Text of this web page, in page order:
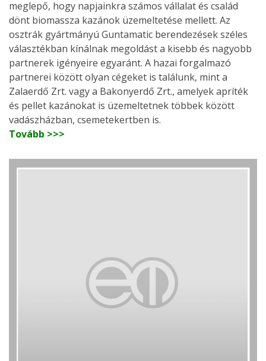
meglepő, hogy napjainkra számos vállalat és család
dönt biomassza kazánok üzemeltetése mellett. Az
osztrák gyártmányú Guntamatic berendezések széles
választékban kínálnak megoldást a kisebb és nagyobb
partnerek igényeire egyaránt. A hazai forgalmazó
partnerei között olyan cégeket is találunk, mint a
Zalaerdő Zrt. vagy a Bakonyerdő Zrt., amelyek apríték
és pellet kazánokat is üzemeltetnek többek között
vadászházban, csemetekertben is.
Tovább >>>